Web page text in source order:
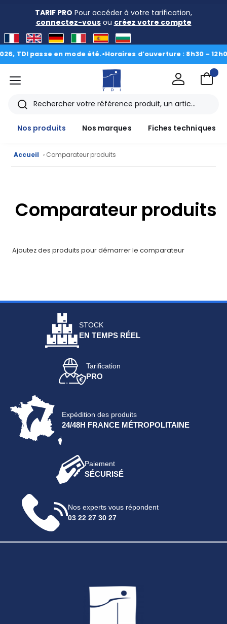
TARIF PRO Pour accéder à votre tarification,
connectez-vousou créez votre compte
TDI passe en mode été.•Horaires d’ouverture : 8h30 – 12h00
Nos
produits
Nos
marques
Fiches
Documentations
compte
Contact
menu
Rechercher
Nos produits
Nos marques Fiches techniques
Accueil › Comparateur produits
Comparateur produits
Ajoutez des produits pour démarrer le comparateur
STOCK
EN TEMPS RÉEL
Tarification
PRO
Expédition des produits
24/48H FRANCE MÉTROPOLITAINE
Paiement
SÉCURISÉ
Nos experts vous répondent
03 22 27 30 27